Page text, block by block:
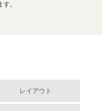
。
レイアウト